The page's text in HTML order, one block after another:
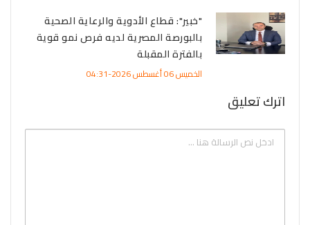
"خبير": قطاع الأدوية والرعاية الصحية
بالبورصة المصرية لديه فرص نمو قوية
بالفترة المقبلة
الخميس 06 أغسطس 2026-04:31
اترك تعليق